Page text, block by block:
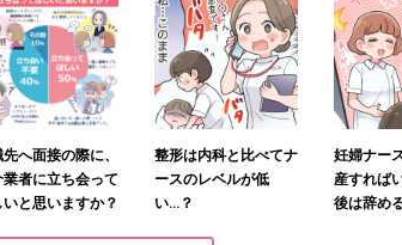
へ面接の際に、
業者に立ち会って
いと思いますか？
整形は内科と比べてナ
ースのレベルが低
い…？
妊婦ナー
産すれば
後は辞め